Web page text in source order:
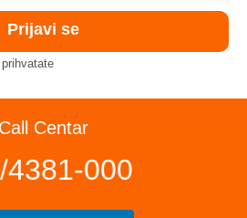
Call Centar
4381-000